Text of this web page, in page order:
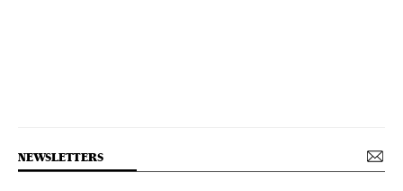
NEWSLETTERS